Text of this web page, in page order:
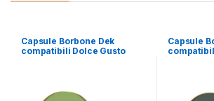
Capsule Borbone Dek
compatibili Dolce Gusto
Capsule